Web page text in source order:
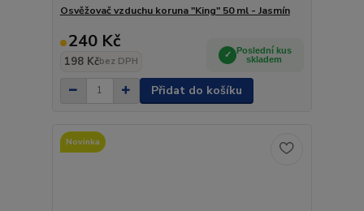
Osvěžovač vzduchu koruna "King" 50 ml - Jasmín
240 Kč
198 Kčbez DPH
Poslední kus
skladem
Přidat do košíku
Novinka